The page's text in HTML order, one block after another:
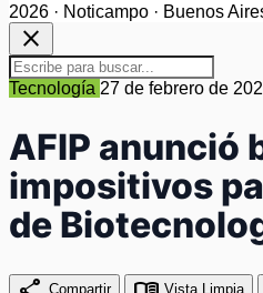
2026 · Noticampo · Buenos
close
Tecnología 27 de febrero de
AFIP anunció
impositivos
de
Compartir Vista Limpia